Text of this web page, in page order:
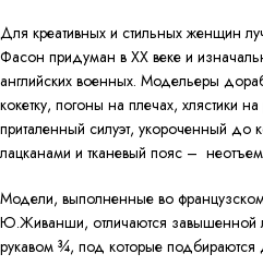
Для креативных и стильных женщин
Фасон придуман в ХХ веке и
английских военных. Модельеры
кокетку, погоны на плечах, хлястики
приталенный силуэт, укороченный до
лацканами и тканевый пояс –
Модели, выполненные во французском
Ю.Живанши, отличаются завышенной
рукавом ¾, под которые подбираются